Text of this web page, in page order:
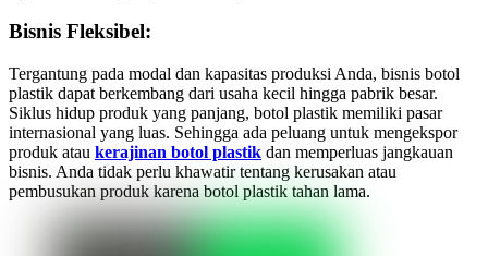
Bisnis Fleksibel:
Tergantung pada modal dan kapasitas produksi Anda, bisnis botol
plastik dapat berkembang dari usaha kecil hingga pabrik besar.
Siklus hidup produk yang panjang, botol plastik memiliki pasar
internasional yang luas. Sehingga ada peluang untuk mengekspor
produk atau kerajinan botol plastik dan memperluas jangkauan
bisnis. Anda tidak perlu khawatir tentang kerusakan atau
pembusukan produk karena botol plastik tahan lama.